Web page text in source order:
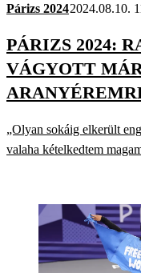
Párizs 20242024.08.10.
PÁRIZS 2024:
VÁGYOTT
„Olyan sokáig elkerült
valaha kételkedtem